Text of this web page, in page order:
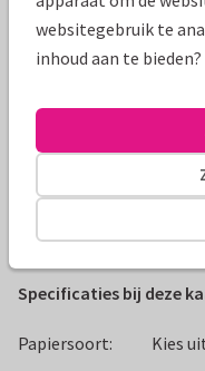
liefde en bijpassende
Alle kaarten zijn
Specificaties bij deze
Papiersoort: Kies
websitegebruik te
inhoud aan te bieden?